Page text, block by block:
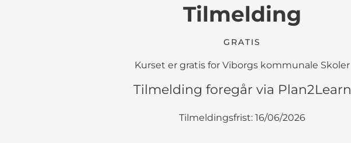
Tilmelding
GRATIS
Kurset er gratis for Viborgs kommunale Skoler
Tilmelding foregår via Plan2Learn
Tilmeldingsfrist: 16/06/2026